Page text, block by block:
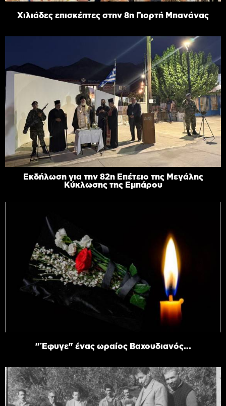
Χιλιάδες επισκέπτες στην 8η Γιορτή Μπανάνας
Εκδήλωση για την 82η Επέτειο της Μεγάλης
Κύκλωσης της Εμπάρου
"Έφυγε" ένας ωραίος Βαχουδιανός...